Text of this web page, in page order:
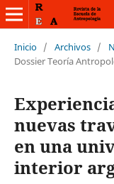
Inicio / Archivos /
Dossier Teoría
nuevas
en una
interior